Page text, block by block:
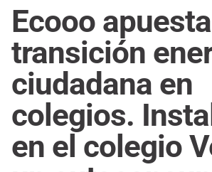
Ecooo
transición
ciudadana en
colegios.
en el colegio